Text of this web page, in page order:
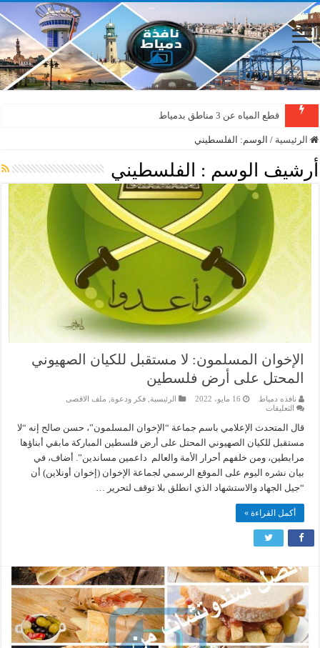
قطع المياه عن 3 مناطق بدمياط
الرئيسية / الوسم: الفلسطيني
أرشيف الوسم : الفلسطيني
الإخوان المسلمون: لا مستقبل للكيان الصهيوني
المحتل على أرض فلسطين
نافذه دمياط 16 مايو، 2022 الرئيسية فكر ودعوة, ملف الاقصى
التعليقاتعلى
المسلمون:
مستقبل
الصهيوني
المحتل
أرض
مغلقة
قال المتحدث الإعلامي باسم جماعة “الإخوان المسلمون”، حسن صالح إنه “لا
مستقبل للكيان الصهيوني المحتل على أرض فلسطين المباركة مابقي أبناؤها
مرابطين، ومن خلفهم أحرار الأمة والعالم داعمين مساندين”. أضاف، في
بيان نشره اليوم على الموقع الرسمي لجماعة الإخوان (إخوان أونلاين) أن
“جيل الجهاد والاستشهاد الذي انطلق بلا توقف لتحرير …
أكمل القراءة »